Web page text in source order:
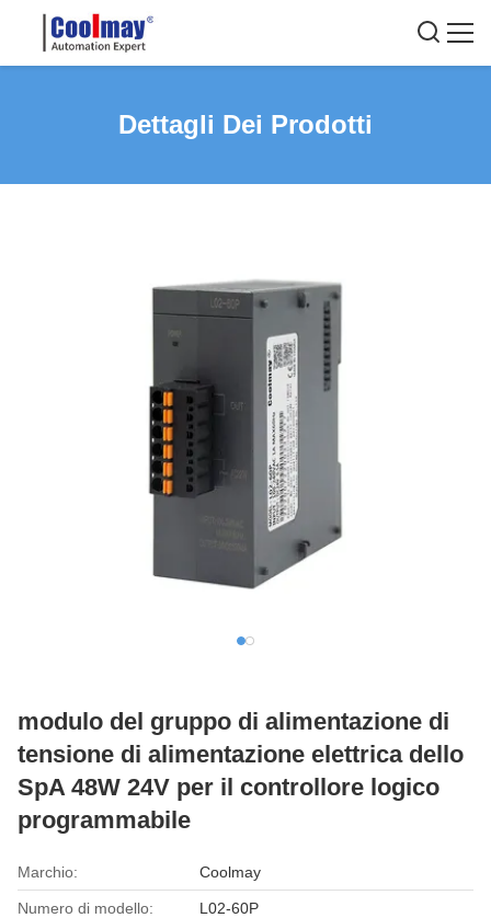
Dettagli Dei Prodotti
modulo del gruppo di alimentazione di
tensione di alimentazione elettrica dello
SpA 48W 24V per il controllore logico
programmabile
Marchio: Coolmay
Numero di modello: L02-60P